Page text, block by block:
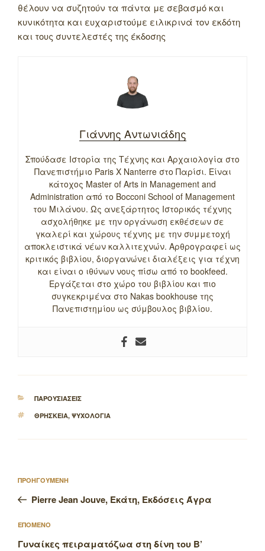
θέλουν να συζητούν τα πάντα με σεβασμό και
κυνικότητα και ευχαριστούμε ειλικρινά τον εκδότη
και τους συντελεστές της έκδοσης
Γιάννης Αντωνιάδης
Σπούδασε Ιστορία της Τέχνης και Αρχαιολογία στο
Πανεπιστήμιο Paris X Nanterre στο Παρίσι. Είναι
κάτοχος Master of Arts in Management and
Administration από το Bocconi School of Management
του Μιλάνου. Ως ανεξάρτητος Ιστορικός τέχνης
ασχολήθηκε με την οργάνωση εκθέσεων σε
γκαλερί και χώρους τέχνης με την συμμετοχή
αποκλειστικά νέων καλλιτεχνών. Αρθρογραφεί ως
κριτικός βιβλίου, διοργανώνει διαλέξεις για τέχνη
και είναι ο ιθύνων νους πίσω από το bookfeed.
Εργάζεται στο χώρο του βιβλίου και πιο
συγκεκριμένα στο Nakas bookhouse της
Πανεπιστημίου ως σύμβουλος βιβλίου.
ΚΑΤΗΓΟΡΙΕΣ
ΠΑΡΟΥΣΙΑΣΕΙΣ
ΕΤΙΚΕΤΕΣ
ΘΡΗΣΚΕΙΑ, ΨΥΧΟΛΟΓΙΑ
άρθρων
Προηγούμενο
άρθρο
ΠΡΟΗΓΟΥΜΕΝΗ
Pierre Jean Jouve, Εκάτη, Εκδόσεις Άγρα
Επόμενο
άρθρο
ΕΠΟΜΕΝΟ
Γυναίκες πειραματόζωα στη δίνη του Β’